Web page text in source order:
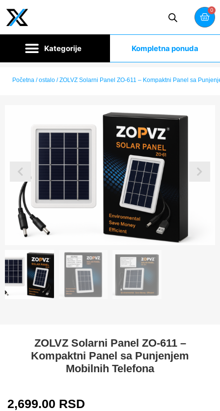
0
Kompletna ponuda
Početna /ostalo / ZOLVZ Solarni Panel ZO-611 – Kompaktni Panel sa
ZOLVZ Solarni Panel ZO-611 –
Kompaktni Panel sa Punjenjem
Mobilnih Telefona
2,699.00 RSD